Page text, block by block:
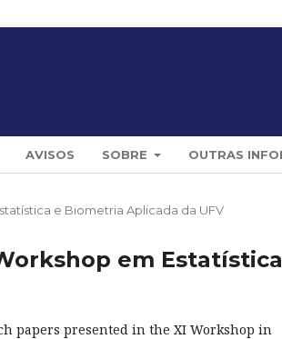
AVISOS SOBRE OUTRAS
e Biometria Aplicada da UFV
em
papers presented in the XI Workshop in